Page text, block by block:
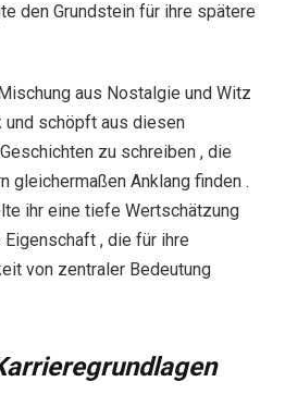
den Grundstein für ihre spätere
aus Nostalgie und Witz
und schöpft aus diesen
zu schreiben , die
gleichermaßen Anklang finden .
ihr eine tiefe Wertschätzung
Eigenschaft , die für ihre
von zentraler Bedeutung